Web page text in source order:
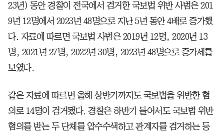
23년) 동안 경찰이 전국에서 검거한 국보법 위반 사범은 201
9년 12명에서 2023년 48명으로 지난 5년 동안 4배로 증가했
다. 자료에 따르면 국보법 사범은 2019년 12명, 2020년 13
명, 2021년 27명, 2022년 30명, 2023년 48명으로 증가세를
보였다.
같은 자료에 따르면 올해 상반기까지도 국보법을 위반한 혐
의로 14명이 검거됐다. 경찰은 하반기 들어서도 국보법 위반
혐의를 받는 두 단체를 압수수색하고 관계자를 검거하는 등